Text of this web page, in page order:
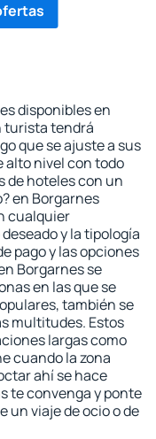
disponibles en
turista tendrá
que se ajuste a sus
alto nivel con todo
de hoteles con un
en Borgarnes
cualquier
y la tipología
pago y las opciones
Borgarnes se
en las que se
también se
multitudes. Estos
largas como
cuando la zona
ahí se hace
te convenga y ponte
un viaje de ocio o de